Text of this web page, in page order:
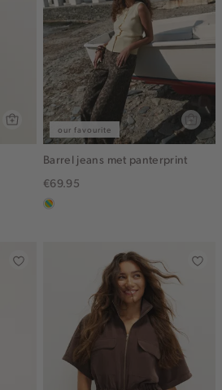
our favourite
Barrel jeans met panterprint
€69.95
meerkleurig